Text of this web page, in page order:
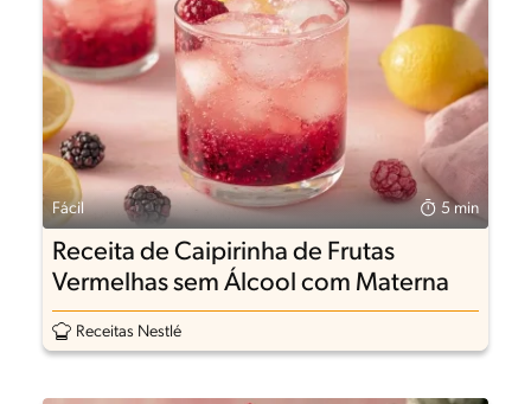
Fácil 5 min
Receita de Caipirinha de Frutas
Vermelhas sem Álcool com Materna
Receitas Nestlé